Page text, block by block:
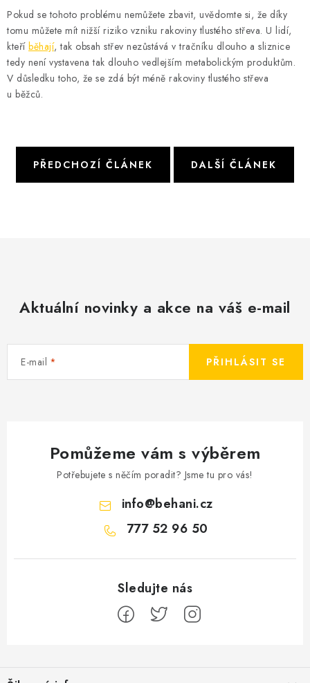
Pokud se tohoto problému nemůžete zbavit, uvědomte si, že díky
tomu můžete mít nižší riziko vzniku rakoviny tlustého střeva. U lidí,
kteří běhají, tak obsah střev nezůstává v tračníku dlouho a sliznice
tedy není vystavena tak dlouho vedlejším metabolickým produktům.
V důsledku toho, že se zdá být méně rakoviny tlustého střeva
u běžců.
PŘEDCHOZÍ ČLÁNEK DALŠÍ ČLÁNEK
Aktuální novinky a akce na váš e-mail
E-mail PŘIHLÁSIT SE
Pomůžeme vám s výběrem
Potřebujete s něčím poradit? Jsme tu pro vás!
info@behani.cz
777 52 96 50
á